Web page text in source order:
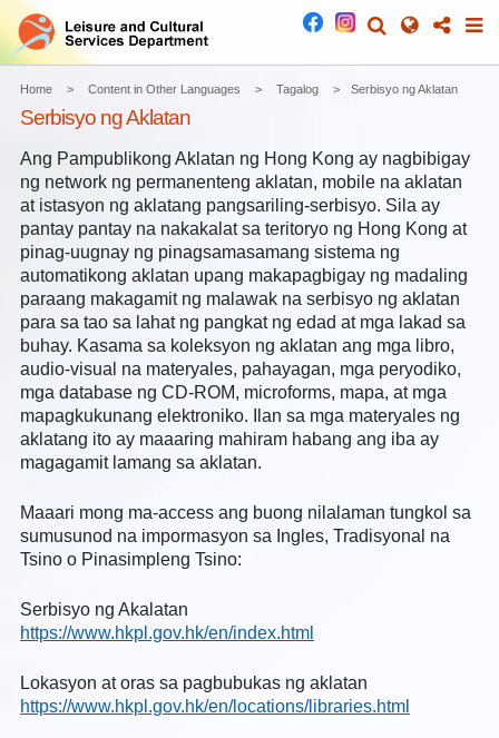
Home Content in Other Languages Tagalog Serbisyo ng Aklatan
Serbisyo ng Aklatan
Ang Pampublikong Aklatan ng Hong Kong ay nagbibigay
ng network ng permanenteng aklatan, mobile na aklatan
at istasyon ng aklatang pangsariling-serbisyo. Sila ay
pantay pantay na nakakalat sa teritoryo ng Hong Kong at
pinag-uugnay ng pinagsamasamang sistema ng
automatikong aklatan upang makapagbigay ng madaling
paraang makagamit ng malawak na serbisyo ng aklatan
para sa tao sa lahat ng pangkat ng edad at mga lakad sa
buhay. Kasama sa koleksyon ng aklatan ang mga libro,
audio-visual na materyales, pahayagan, mga peryodiko,
mga database ng CD-ROM, microforms, mapa, at mga
mapagkukunang elektroniko. Ilan sa mga materyales ng
aklatang ito ay maaaring mahiram habang ang iba ay
magagamit lamang sa aklatan.
Maaari mong ma-access ang buong nilalaman tungkol sa
sumusunod na impormasyon sa Ingles, Tradisyonal na
Tsino o Pinasimpleng Tsino:
Serbisyo ng Akalatan
https://www.hkpl.gov.hk/en/index.html
Lokasyon at oras sa pagbubukas ng aklatan
https://www.hkpl.gov.hk/en/locations/libraries.html